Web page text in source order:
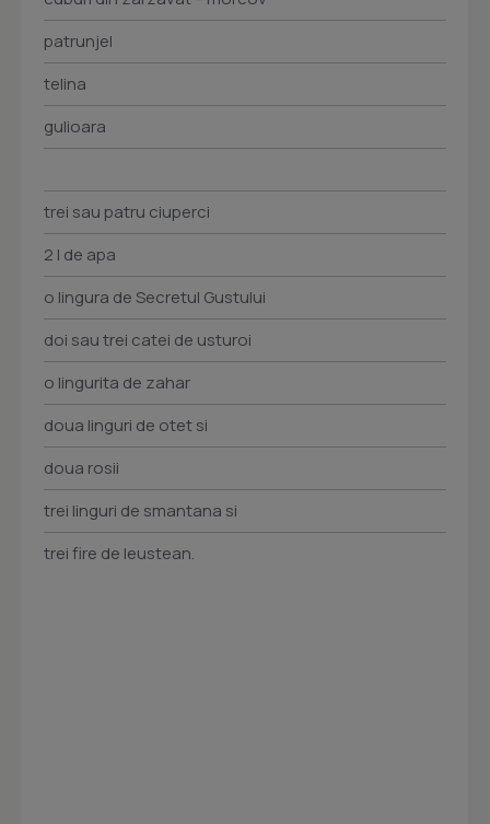
patrunjel
telina
gulioara
trei sau patru ciuperci
2 l de apa
o lingura de Secretul Gustului
doi sau trei catei de usturoi
o lingurita de zahar
doua linguri de otet si
doua rosii
trei linguri de smantana si
trei fire de leustean.